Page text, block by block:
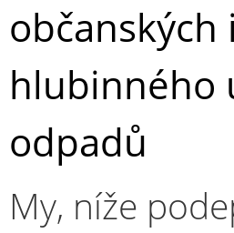
hlubinného
odpadů
My, níže